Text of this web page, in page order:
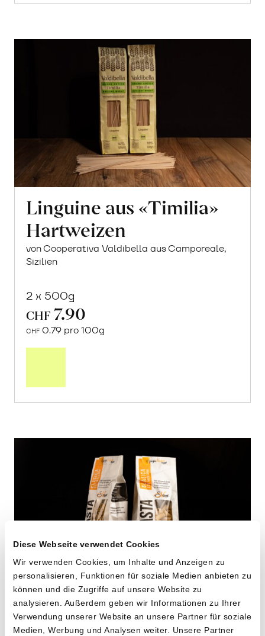
Diese Webseite verwendet Cookies
Wir verwenden Cookies, um Inhalte und Anzeigen zu
personalisieren, Funktionen für soziale Medien anbieten zu
können und die Zugriffe auf unsere Website zu
analysieren. Außerdem geben wir Informationen zu Ihrer
Verwendung unserer Website an unsere Partner für soziale
Medien, Werbung und Analysen weiter. Unsere Partner
Linguine aus «Timilia»
Hartweizen
von Cooperativa Valdibella aus Camporeale,
Sizilien
2 x 500g
CHF 7.90
CHF 0.79 pro 100g
Maccheroni aus alten
Hartweizensorten